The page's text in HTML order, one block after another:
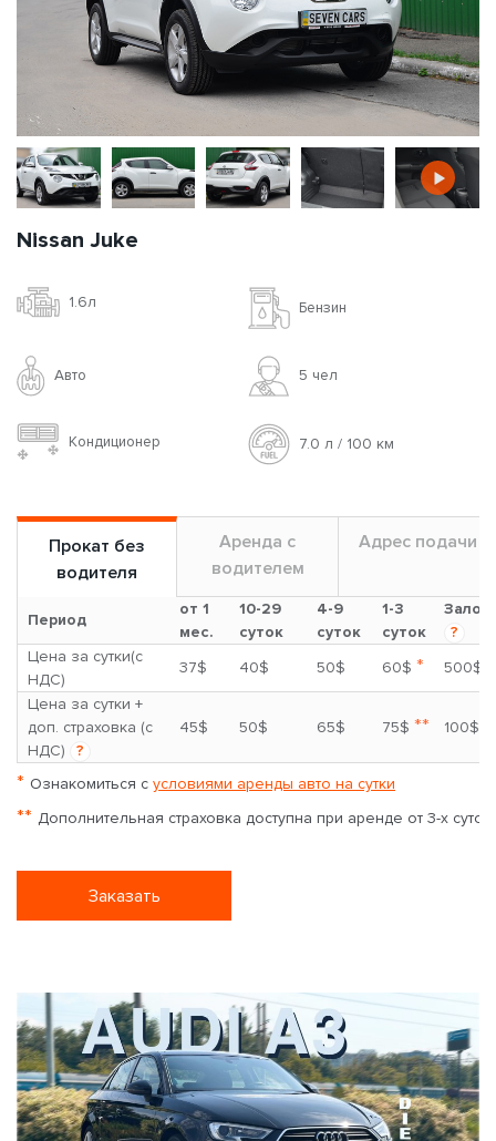
Nissan Juke
1.6л Бензин
Авто 5 чел
Кондиционер 7.0 л / 100 км
Прокат без
водителя
Аренда с
водителем
Адрес подачи
Период
от 1
мес.
10-29
суток
4-9
суток
1-3
суток
Залог
?
Цена за сутки(с
НДС)
37$ 40$ 50$ 60$ *
500$
Цена за сутки +
доп. страховка (с
НДС)
?
45$ 50$ 65$ 75$ ** 100$
* Ознакомиться с условиями аренды авто на сутки
** Дополнительная страховка доступна при аренде от 3-х суток
Заказать